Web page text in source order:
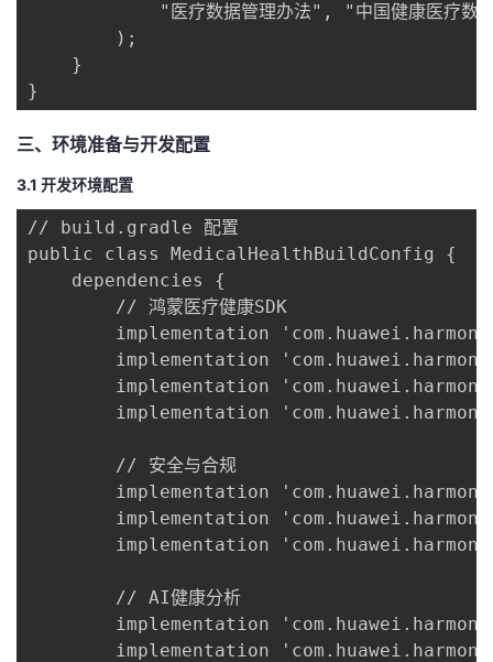
"医疗数据管理办法", "中国健康医疗数
        );
    }
}
三、环境准备与开发配置
3.1 开发环境配置
// build.gradle 配置
public class MedicalHealthBuildConfig {
    dependencies {
        // 鸿蒙医疗健康SDK
implementation
implementation
implementation
implementation
        // 安全与合规
implementation
implementation
implementation
        // AI健康分析
implementation
implementation